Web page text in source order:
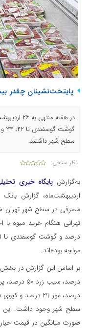
پایتخت‌نشینان چقدر
در هفته
سطح شهر داشتند.
نظر سنجی:
به‌گزارش پایگاه خبری
اردیبهشت‌ماه، گزارش
مصرفی در سطح شهر تهران
مواجه بوده‌اند.
سطح شهر وجود داشت. این